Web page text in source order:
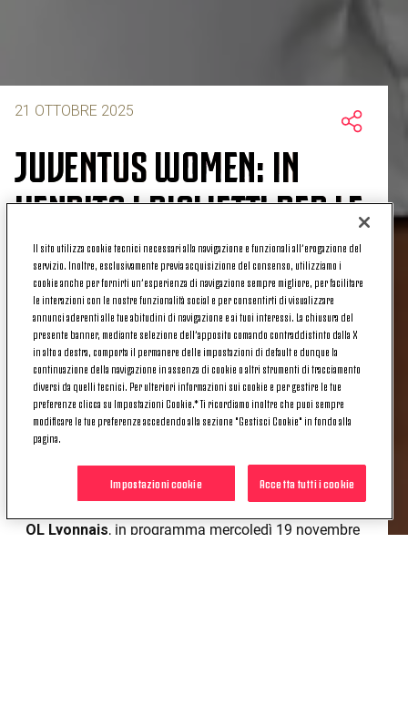
21 OTTOBRE 2025
JUVENTUS WOMEN: IN
VENDITA I BIGLIETTI PER LE
PROSSIME PARTITE DI UEFA
WOMEN’S CHAMPIONS
LEAGUE
Continua l’avventura delle Juventus Women nella
massima competizione europea per club: oggi,
martedì 21 ottobre, alle ore 15:00, aprirà
ufficialmente la vendita dei biglietti per l’attesa sfida
di UEFA Women’s Champions League tra Juventus e
OL Lyonnais, in programma mercoledì 19 novembre
Il sito utilizza cookie tecnici necessari alla navigazione e funzionali all’erogazione del
servizio. Inoltre, esclusivamente previa acquisizione del consenso, utilizziamo i
cookie anche per fornirti un’esperienza di navigazione sempre migliore, per facilitare
le interazioni con le nostre funzionalità social e per consentirti di visualizzare
annunci aderenti alle tue abitudini di navigazione e ai tuoi interessi. La chiusura del
presente banner, mediante selezione dell’apposito comando contraddistinto dalla X
in alto a destra, comporta il permanere delle impostazioni di default e dunque la
continuazione della navigazione in assenza di cookie o altri strumenti di tracciamento
diversi da quelli tecnici. Per ulteriori informazioni sui cookie e per gestire le tue
preferenze clicca su Impostazioni Cookie.* Ti ricordiamo inoltre che puoi sempre
modificare le tue preferenze accedendo alla sezione "Gestisci Cookie" in fondo alla
pagina.
Accetta tutti i cookie
Impostazioni cookie